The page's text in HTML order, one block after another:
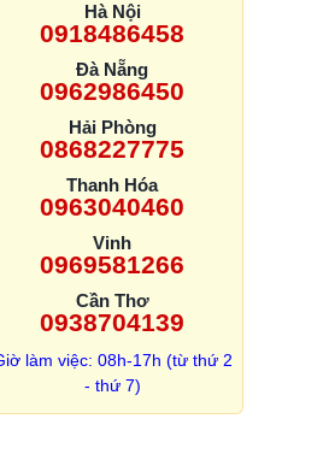
Hà Nội
0918486458
Đà Nẵng
0962986450
Hải Phòng
0868227775
Thanh Hóa
0963040460
Vinh
0969581266
Cần Thơ
0938704139
làm việc: 08h-17h (từ thứ 2
- thứ 7)